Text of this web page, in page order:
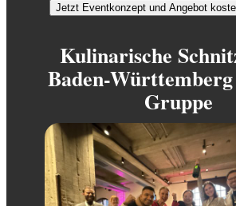
Jetzt Eventkonzept und Angebot
Kulinarische
Baden-
Gruppe